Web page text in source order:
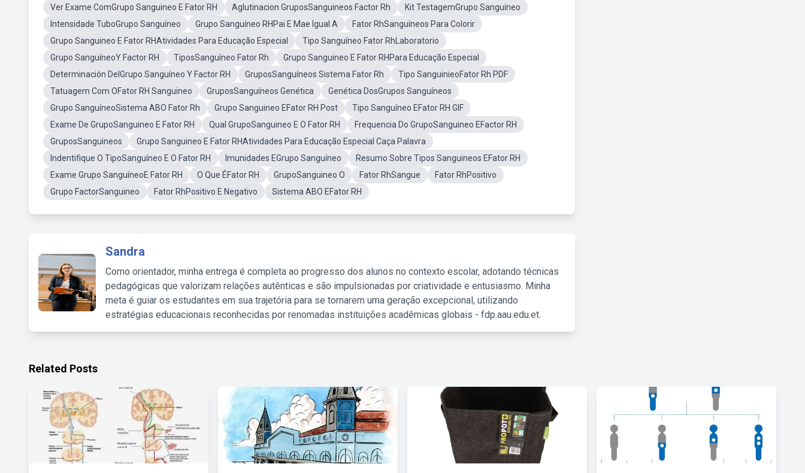
Ver Exame ComGrupo Sanguineo E Fator RH
Aglutinacion GruposSanguineos Factor Rh
Kit TestagemGrupo Sanguíneo
Intensidade TuboGrupo Sanguíneo
Grupo Sanguíneo RHPai E Mae Igual A
Fator RhSanguíneos Para Colorir
Grupo Sanguineo E Fator RHAtividades Para Educação Especial
Tipo Sanguíneo Fator RhLaboratorio
Grupo SanguíneoY Factor RH
TiposSanguíneo Fator Rh
Grupo Sanguineo E Fator RHPara Educação Especial
Determinación DelGrupo Sanguíneo Y Factor RH
GruposSanguíneos Sistema Fator Rh
Tipo SanguinieoFator Rh PDF
Tatuagem Com OFator RH Sanguineo
GruposSanguíneos Genética
Genética DosGrupos Sanguíneos
Grupo SanguíneoSistema ABO Fator Rh
Grupo Sanguineo EFator RH Post
Tipo Sanguíneo EFator RH GIF
Exame De GrupoSanguineo E Fator RH
Qual GrupoSanguineo E O Fator RH
Frequencia Do GrupoSanguineo EFactor RH
GruposSanguineos
Grupo Sanguineo E Fator RHAtividades Para Educação Especial Caça Palavra
Indentifique O TipoSanguíneo E O Fator RH
Imunidades EGrupo Sanguíneo
Resumo Sobre Tipos Sanguineos EFator RH
Exame Grupo SanguíneoE Fator RH
O Que ÉFator RH GrupoSanguineo O Fator RhSangue
Fator RhPositivo
Grupo FactorSanguineo
Fator RhPositivo E Negativo Sistema ABO EFator RH
Sandra
Como orientador, minha entrega é completa ao progresso dos alunos no contexto escolar, adotando técnicas
pedagógicas que valorizam relações autênticas e são impulsionadas por criatividade e entusiasmo. Minha
meta é guiar os estudantes em sua trajetória para se tornarem uma geração excepcional, utilizando
estratégias educacionais reconhecidas por renomadas instituições acadêmicas globais - fdp.aau.edu.et.
Related Posts